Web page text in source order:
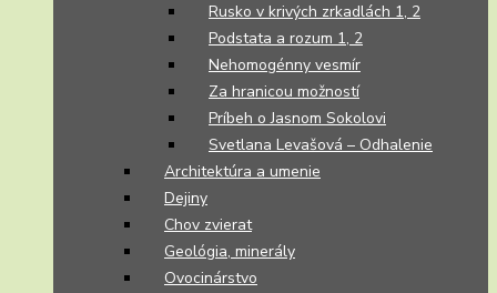
Rusko v krivých zrkadlách 1, 2
Podstata a rozum 1, 2
Nehomogénny vesmír
Za hranicou možností
Príbeh o Jasnom Sokolovi
Svetlana Levašová – Odhalenie
Architektúra a umenie
Dejiny
Chov zvierat
Geológia, minerály
Ovocinárstvo